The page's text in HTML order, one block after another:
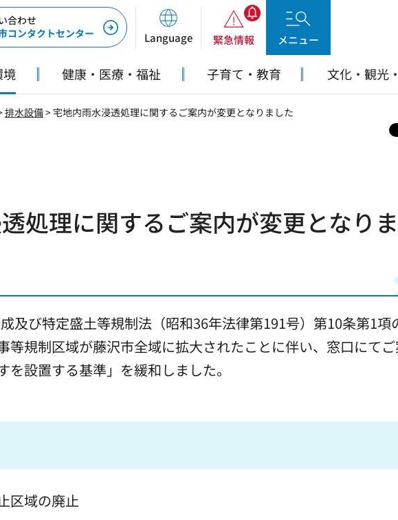
合わせ
コンタクトセンター
Language 緊急情報 メニュー
境 健康・医療・福祉 子育て・教育 文化・観光
排水設備> 宅地内雨水浸透処理に関するご案内が変更となりました
処理に関するご案内が変更となり
及び特定盛土等規制法（昭和36年法律第191号）第10条第1項
等規制区域が藤沢市全域に拡大されたことに伴い、窓口にて
設置する基準」を緩和しました。
区域の廃止